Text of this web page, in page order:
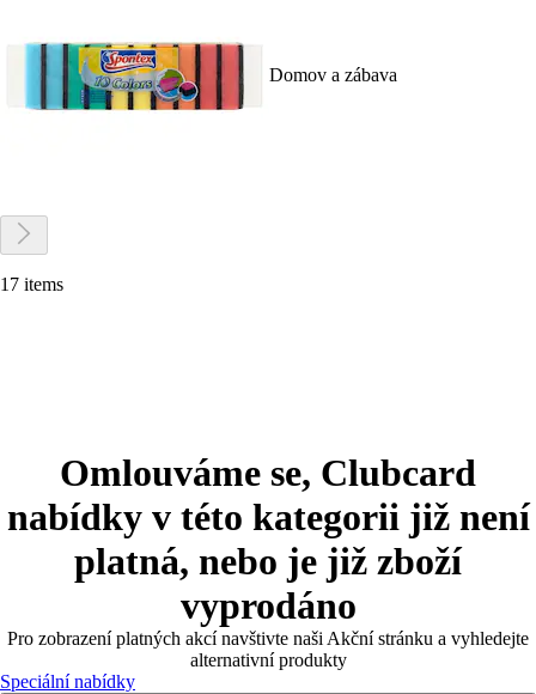
Domov a zábava
17 items
Omlouváme se, Clubcard
nabídky v této kategorii již není
platná, nebo je již zboží
vyprodáno
Pro zobrazení platných akcí navštivte naši Akční stránku a vyhledejte
alternativní produkty
Speciální nabídky